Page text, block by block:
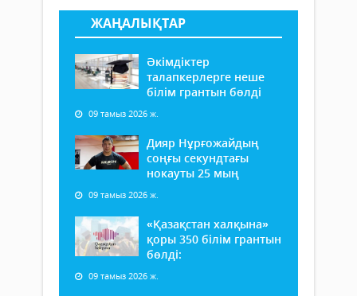
ЖАҢАЛЫҚТАР
Әкімдіктер
талапкерлерге неше
білім грантын бөлді
09 тамыз 2026 ж.
Дияр Нұрғожайдың
соңғы секундтағы
нокауты 25 мың
09 тамыз 2026 ж.
«Қазақстан халқына»
қоры 350 білім грантын
бөлді:
09 тамыз 2026 ж.